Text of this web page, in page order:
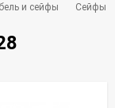
и сейфы Сейфы